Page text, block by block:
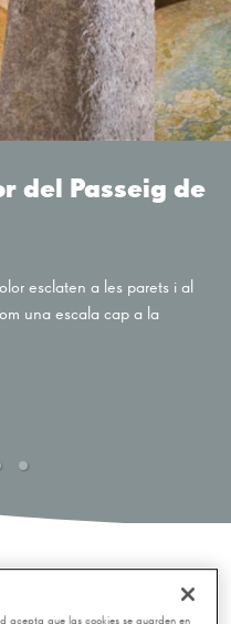
del Passeig de
esclaten a les parets i al
una escala cap a la
acepta que las cookies se guarden en